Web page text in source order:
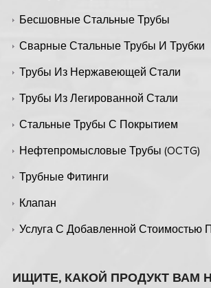
Бесшовные Стальные Трубы
Сварные Стальные Трубы И Трубки
Трубы Из Нержавеющей Стали
Трубы Из Легированной Стали
Стальные Трубы С Покрытием
Нефтепромысловые Трубы (OCTG)
Трубные Фитинги
Клапан
Услуга С Добавленной Стоимостью
ИЩИТЕ, КАКОЙ ПРОДУКТ ВАМ